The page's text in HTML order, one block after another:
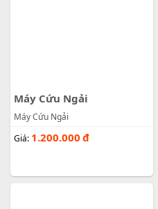
Máy Cứu Ngải
Máy Cứu Ngải
Giá: 1.200.000 đ